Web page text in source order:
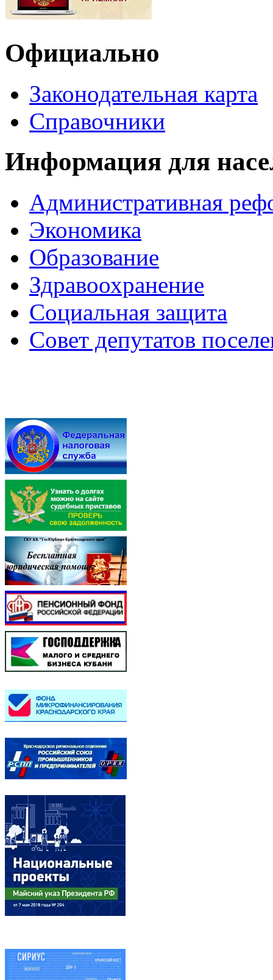
Официально
Законодательная карта
Справочники
Информация для
Административная
Экономика
Образование
Здравоохранение
Социальная защита
Совет депутатов